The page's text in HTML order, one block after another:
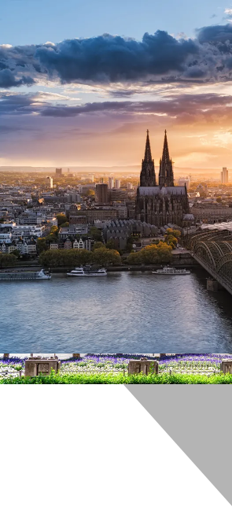
Unvergleichlich lecker
Mit dem Klick auf „geht klar” ermöglichen
personalisierte Werbung und passende
Cookies” werden lediglich technisch
Anpassen Geht klar
Datenschutzerklärung
Cookierichtlinie Impressum
« zurück
Ihre Cookie-Präferenzen verwalten
Wählen Sie, welche Cookies Sie auf
Die Cookierichtlinie finden Siehier.
Notwendig